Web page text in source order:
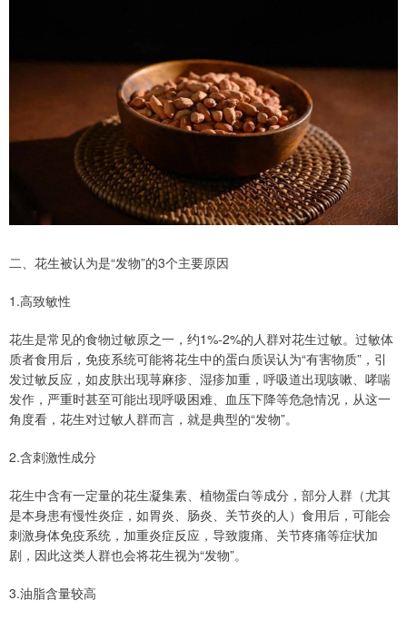
二、花生被认为是“发物”的3个主要原因
1.高致敏性
花生是常见的食物过敏原之一，约1%-2%的人群对花生过敏。过敏体
质者食用后，免疫系统可能将花生中的蛋白质误认为“有害物质”，引
发过敏反应，如皮肤出现荨麻疹、湿疹加重，呼吸道出现咳嗽、哮喘
发作，严重时甚至可能出现呼吸困难、血压下降等危急情况，从这一
角度看，花生对过敏人群而言，就是典型的“发物”。
2.含刺激性成分
花生中含有一定量的花生凝集素、植物蛋白等成分，部分人群（尤其
是本身患有慢性炎症，如胃炎、肠炎、关节炎的人）食用后，可能会
刺激身体免疫系统，加重炎症反应，导致腹痛、关节疼痛等症状加
剧，因此这类人群也会将花生视为“发物”。
3.油脂含量较高